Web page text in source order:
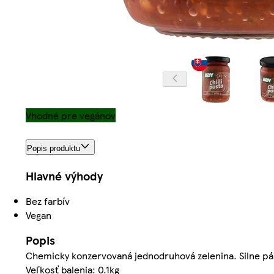
Vhodné pre vegánov
Popis produktu
Hlavné výhody
Bez farbív
Vegan
Popis
Chemicky konzervovaná jednodruhová zelenina. Silne
Veľkosť balenia: 0.1kg